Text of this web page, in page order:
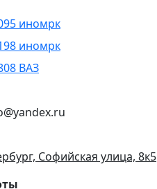
иномрк
иномрк
ВАЗ
Софийская улица, 8к5